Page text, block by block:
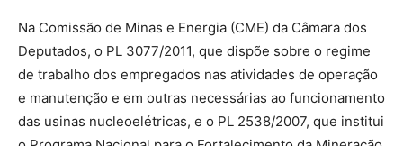
Na Comissão de Minas e Energia (CME) da Câmara dos
Deputados, o PL 3077/2011, que dispõe sobre o regime
de trabalho dos empregados nas atividades de operação
e manutenção e em outras necessárias ao funcionamento
das usinas nucleoelétricas, e o PL 2538/2007, que institui